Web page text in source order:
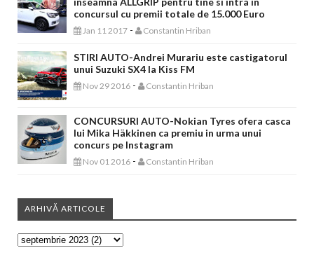
concursul cu premii totale de 15.000 Euro
Jan 11 2017 - Constantin Hriban
STIRI AUTO-Andrei Murariu este castigatorul
unui Suzuki SX4 la Kiss FM
Nov 29 2016 - Constantin Hriban
CONCURSURI AUTO-Nokian Tyres ofera casca
lui Mika Häkkinen ca premiu in urma unui
concurs pe Instagram
Nov 01 2016 - Constantin Hriban
ARHIVĂ ARTICOLE